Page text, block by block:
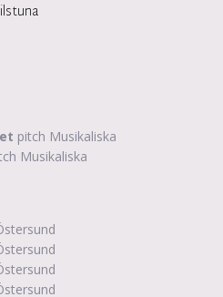
pitch Musikaliska
Musikaliska